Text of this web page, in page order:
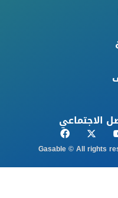
الاجتماعي
Gasable © All rights